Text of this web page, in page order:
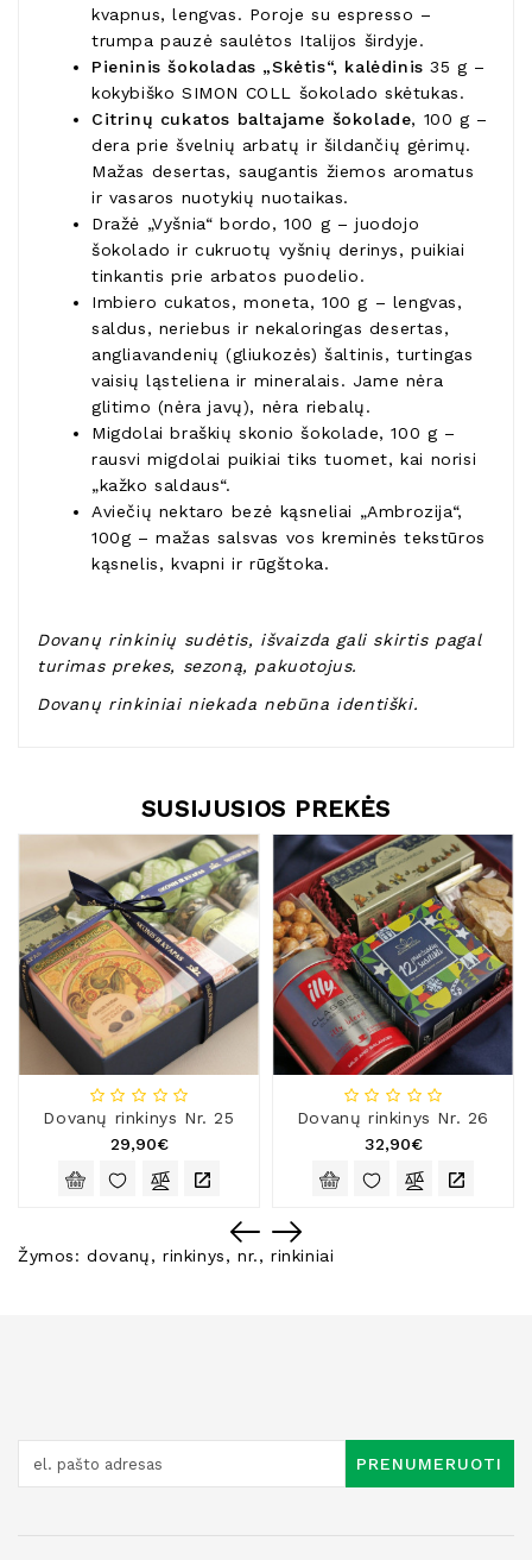
kvapnus, lengvas. Poroje su espresso –
trumpa pauzė saulėtos Italijos širdyje.
Pieninis šokoladas „Skėtis“, kalėdinis 35 g –
kokybiško SIMON COLL šokolado skėtukas.
Citrinų cukatos baltajame šokolade, 100 g –
dera prie švelnių arbatų ir šildančių gėrimų.
Mažas desertas, saugantis žiemos aromatus
ir vasaros nuotykių nuotaikas.
Dražė „Vyšnia“ bordo, 100 g – juodojo
šokolado ir cukruotų vyšnių derinys, puikiai
tinkantis prie arbatos puodelio.
Imbiero cukatos, moneta, 100 g – lengvas,
saldus, neriebus ir nekaloringas desertas,
angliavandenių (gliukozės) šaltinis, turtingas
vaisių ląsteliena ir mineralais. Jame nėra
glitimo (nėra javų), nėra riebalų.
Migdolai braškių skonio šokolade, 100 g –
rausvi migdolai puikiai tiks tuomet, kai norisi
„kažko saldaus“.
Aviečių nektaro bezė kąsneliai „Ambrozija“,
100g – mažas salsvas vos kreminės tekstūros
kąsnelis, kvapni ir rūgštoka.
Dovanų rinkinių sudėtis, išvaizda gali skirtis pagal
turimas prekes, sezoną, pakuotojus.
Dovanų rinkiniai niekada nebūna identiški.
SUSIJUSIOS PREKĖS
Dovanų rinkinys Nr. 25
29,90€
Dovanų rinkinys Nr. 26
32,90€
Žymos:dovanų,rinkinys,nr.,rinkiniai
PRENUMERUOTI